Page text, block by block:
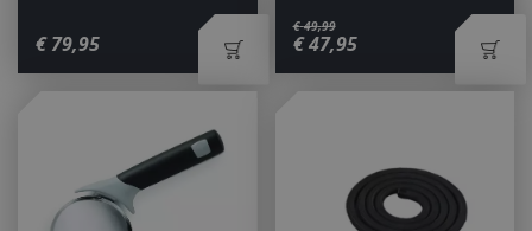
€ 79,95
€ 49,99
€ 47,95